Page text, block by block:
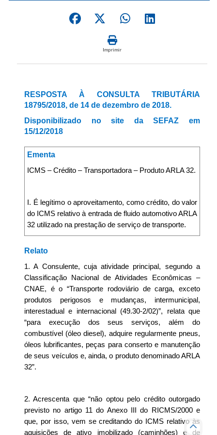
Imprimir
RESPOSTA À CONSULTA TRIBUTÁRIA
18795/2018, de 14 de dezembro de 2018.
Disponibilizado no site da SEFAZ em
15/12/2018
Ementa
ICMS – Crédito – Transportadora – Produto ARLA 32.
I. É legítimo o aproveitamento, como crédito, do valor
do ICMS relativo à entrada de fluido automotivo ARLA
32 utilizado na prestação de serviço de transporte.
Relato
1. A Consulente, cuja atividade principal, segundo a
Classificação Nacional de Atividades Econômicas –
CNAE, é o “Transporte rodoviário de carga, exceto
produtos perigosos e mudanças, intermunicipal,
interestadual e internacional (49.30-2/02)”, relata que
“para execução dos seus serviços, além do
combustível (óleo diesel), adquire regularmente pneus,
óleos lubrificantes, peças para conserto e manutenção
de seus veículos e, ainda, o produto denominado ARLA
32”.
2. Acrescenta que “não optou pelo crédito outorgado
previsto no artigo 11 do Anexo III do RICMS/2000 e
que, por isso, vem se creditando do ICMS relativo às
aquisições de ativo imobilizado (caminhões) e de